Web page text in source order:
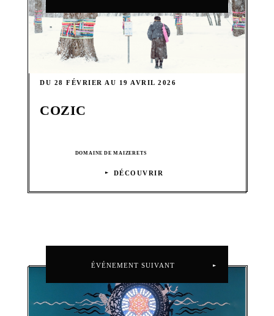
DU 28 FÉVRIER AU 19 AVRIL 2026
COZIC
DOMAINE DE MAIZERETS
DÉCOUVRIR
ÉVÉNEMENT SUIVANT